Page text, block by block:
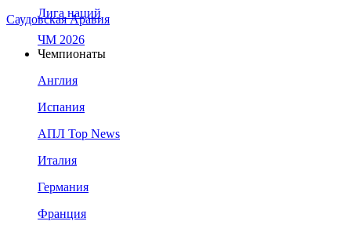
Саудовская Аравия
Лига наций
ЧМ 2026
Чемпионаты
Англия
Испания
АПЛ Top News
Италия
Германия
Франция